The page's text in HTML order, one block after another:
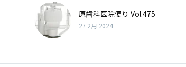
原歯科医院便り Vol.475
27 2月 2024